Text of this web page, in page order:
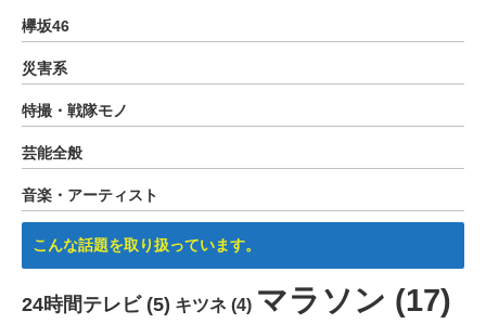
欅坂46
災害系
特撮・戦隊モノ
芸能全般
音楽・アーティスト
こんな話題を取り扱っています。
24時間テレビ(5) キツネ (4) マラソン (17)